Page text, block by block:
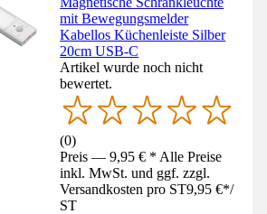
mit Bewegungsmelder
Kabellos Küchenleiste Silber
20cm USB-C
Artikel wurde noch nicht
bewertet.
(0)
Preis — 9,95 € * Alle Preise
inkl. MwSt. und ggf. zzgl.
Versandkosten pro ST9,95 €*/
ST